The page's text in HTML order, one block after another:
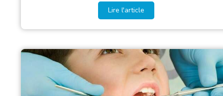
Lire l'article